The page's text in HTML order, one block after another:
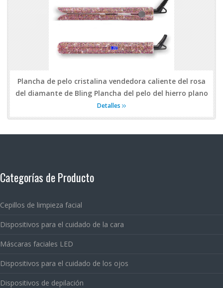
Plancha de pelo cristalina vendedora caliente del rosa
del diamante de Bling Plancha del pelo del hierro plano
Detalles
Categorías de Producto
Cepillos de limpieza facial
Dispositivos para el cuidado de la cara
Máscaras faciales LED
Dispositivos para el cuidado de los ojos
Dispositivos de depilación